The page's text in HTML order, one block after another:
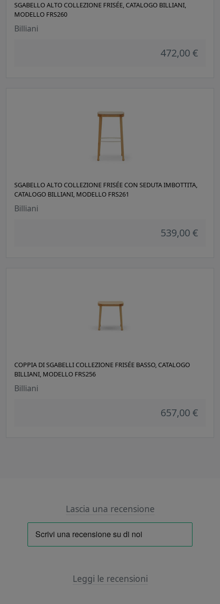
SGABELLO ALTO COLLEZIONE FRISÉE, CATALOGO BILLIANI,
MODELLO FRS260
Billiani
472,00 €
SGABELLO ALTO COLLEZIONE FRISÉE CON SEDUTA IMBOTTITA,
CATALOGO BILLIANI, MODELLO FRS261
Billiani
539,00 €
COPPIA DI SGABELLI COLLEZIONE FRISÉE BASSO, CATALOGO
BILLIANI, MODELLO FRS256
Billiani
657,00 €
Lascia una recensione
Leggi le recensioni